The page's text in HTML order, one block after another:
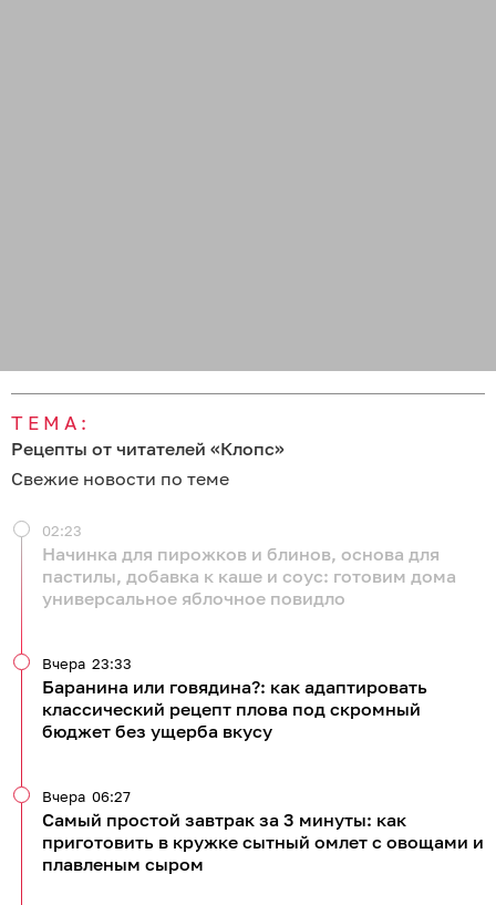
ТЕМА:
Рецепты от читателей «Клопс»
Свежие новости по теме
Начинка для пирожков и блинов, основа для
пастилы, добавка к каше и соус: готовим дома
универсальное яблочное повидло
02:23
Баранина или говядина?: как адаптировать
классический рецепт плова под скромный
бюджет без ущерба вкусу
Вчера 23:33
Самый простой завтрак за 3 минуты: как
приготовить в кружке сытный омлет с овощами и
плавленым сыром
Вчера 06:27